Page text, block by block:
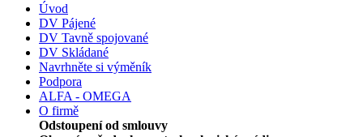
Úvod
DV Pájené
DV Tavně spojované
DV Skládané
Navrhněte si výměník
Podpora
ALFA - OMEGA
O firmě
Odstoupení od smlouvy